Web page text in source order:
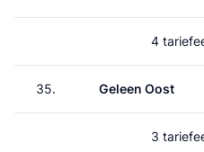
4
35. Geleen Oost
3